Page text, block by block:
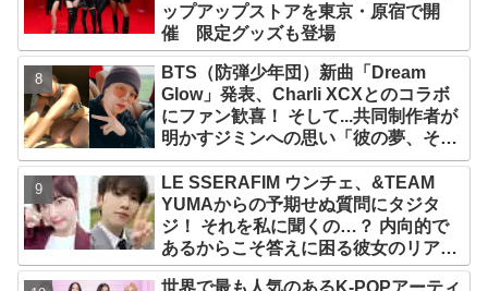
ップアップストアを東京・原宿で開
催 限定グッズも登場
BTS（防弾少年団）新曲「Dream
Glow」発表、Charli XCXとのコラボ
にファン歓喜！ そして...共同制作者が
明かすジミンへの思い「彼の夢、そし
て彼の絶望から生まれた歌」
LE SSERAFIM ウンチェ、&TEAM
YUMAからの予期せぬ質問にタジタ
ジ！ それを私に聞くの…？ 内向的で
あるからこそ答えに困る彼女のリアク
ションがかわいすぎる